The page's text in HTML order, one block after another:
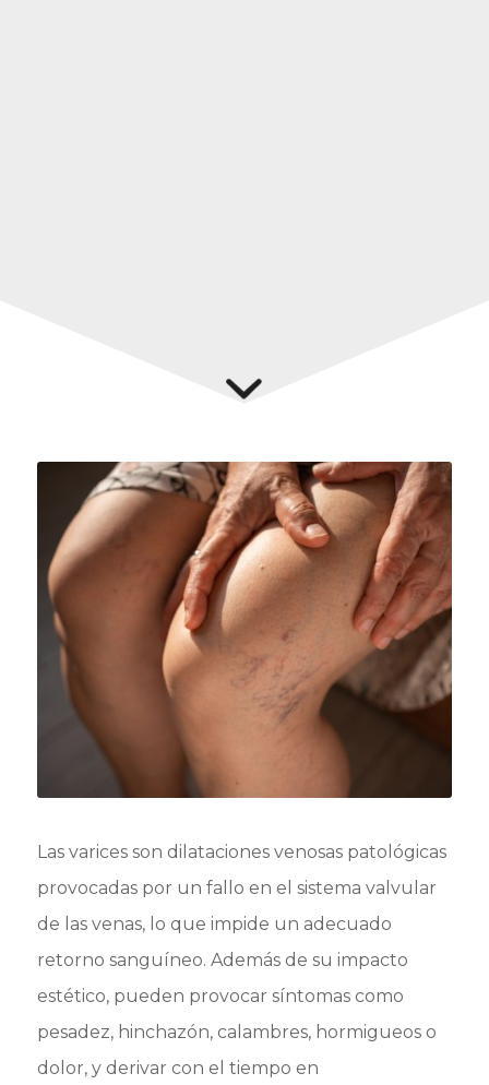
Las varices son dilataciones venosas patológicas
provocadas por un fallo en el sistema valvular
de las venas, lo que impide un adecuado
retorno sanguíneo. Además de su impacto
estético, pueden provocar síntomas como
pesadez, hinchazón, calambres, hormigueos o
dolor, y derivar con el tiempo en